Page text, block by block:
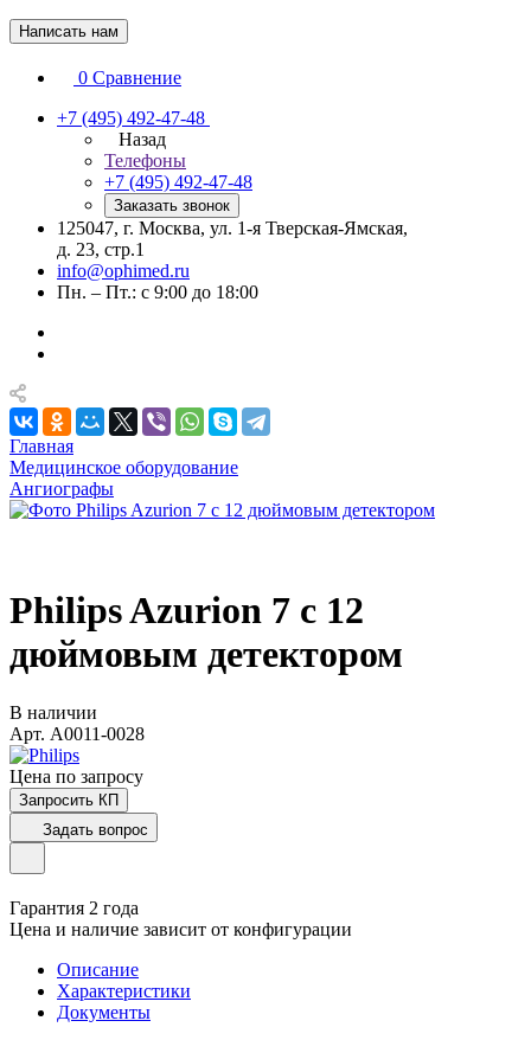
Написать нам
0 Сравнение
+7 (495) 492-47-48
Назад
Телефоны
+7 (495) 492-47-48
Заказать звонок
125047, г. Москва, ул. 1-я Тверская-Ямская,
д. 23, стр.1
info@ophimed.ru
Пн. – Пт.: с 9:00 до 18:00
Главная
Медицинское оборудование
Ангиографы
Philips Azurion 7 с 12
дюймовым детектором
В наличии
Арт. A0011-0028
Цена по запросу
Запросить КП
Задать вопрос
Гарантия 2 года
Цена и наличие зависит от конфигурации
Описание
Характеристики
Документы